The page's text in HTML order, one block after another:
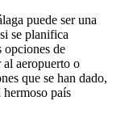
puede ser una
se planifica
opciones de
aeropuerto o
que se han dado,
país